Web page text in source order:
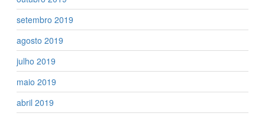
setembro 2019
agosto 2019
julho 2019
maio 2019
abril 2019